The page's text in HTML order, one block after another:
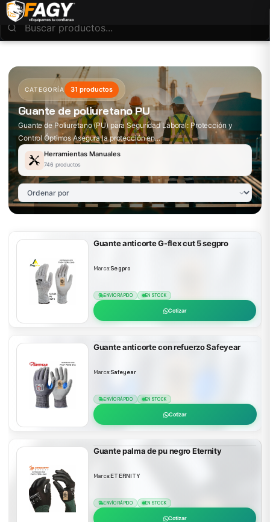
CATEGORÍA 31 productos
Guante de poliuretano PU
Guante de Poliuretano (PU) para Seguridad Laboral: Protección y
Control Óptimos Asegura la protección en...
Herramientas Manuales
746 productos
Guante anticorte G-flex cut 5 segpro
Marca:Segpro
ENVÍO RÁPIDO EN STOCK
Cotizar
Guante anticorte con refuerzo Safeyear
Marca:Safeyear
ENVÍO RÁPIDO EN STOCK
Cotizar
Guante palma de pu negro Eternity
Marca:ETERNITY
ENVÍO RÁPIDO EN STOCK
Cotizar